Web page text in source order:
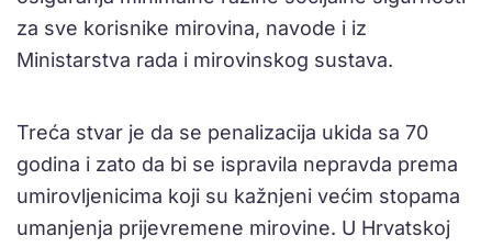
za sve korisnike mirovina, navode i iz
Ministarstva rada i mirovinskog sustava.
Treća stvar je da se penalizacija ukida sa 70
godina i zato da bi se ispravila nepravda prema
umirovljenicima koji su kažnjeni većim stopama
umanjenja prijevremene mirovine. U Hrvatskoj